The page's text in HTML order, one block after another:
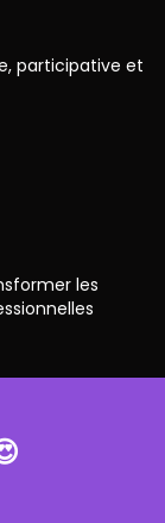
participative et
les